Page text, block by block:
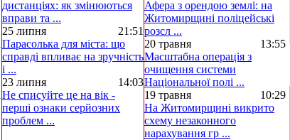
дистанціях: як змінюються
вправи та ...
25 липня
21:51
Парасолька для міста: що
справді впливає на зручність
і ...
23 липня
14:03
Не списуйте це на вік -
перші ознаки серйозних
проблем ...
Афера з орендою землі: на
Житомирщині поліцейські
розсл ...
20 травня
13:55
Масштабна операція з
очищення системи
Національної полі ...
19 травня
10:29
На Житомирщині викрито
схему незаконного
нарахування гр ...